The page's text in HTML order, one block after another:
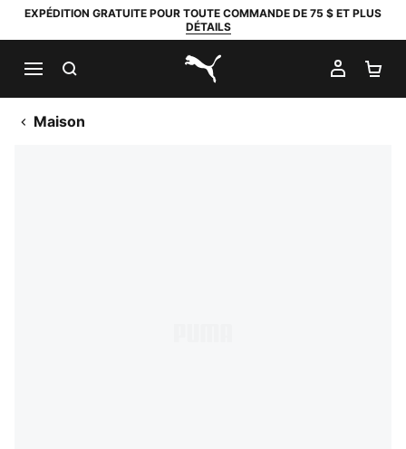
EXPÉDITION GRATUITE POUR TOUTE COMMANDE DE 75 $ ET PLUS
DÉTAILS
PUMA.com
MON
Maison